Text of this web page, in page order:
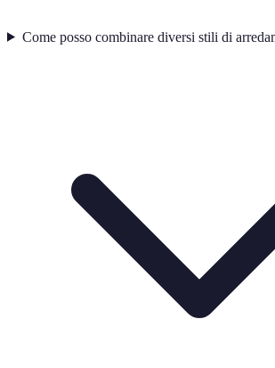
Come posso combinare diversi stili di